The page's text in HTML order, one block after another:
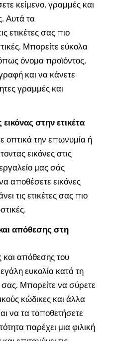
κείμενο, γραμμές και
Αυτά τα
ετικέτες σας πιο
Μπορείτε εύκολα
όνομα προϊόντος,
και να κάνετε
γραμμές και
στην ετικέτα
οπτικά την επωνυμία ή
εικόνες στις
μας σάς
αποθέσετε εικόνες
τις ετικέτες σας πιο
απόθεσης στη
και απόθεσης του
ευκολία κατά τη
σας. Μπορείτε να σύρετε
κώδικες και άλλα
να τα τοποθετήσετε
παρέχει μια φιλική